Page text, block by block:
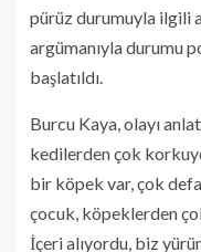
pürüz durumuyla ilgili
argümanıyla durumu
başlatıldı.
Burcu Kaya, olayı
kedilerden çok
bir köpek var, çok
çocuk, köpeklerden
İçeri alıyordu, biz